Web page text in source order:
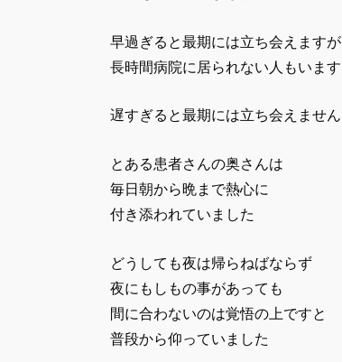
早過ぎると最期には立ち会えますが
長時間病院に居られない人もいます
遅すぎると最期には立ち会えません
とある患者さんの奥さんは
毎日朝から晩まで熱心に
付き添われていました
どうしても夜は帰らねばならず
夜にもしもの事があっても
間に合わないのは覚悟の上ですと
普段から仰っていました